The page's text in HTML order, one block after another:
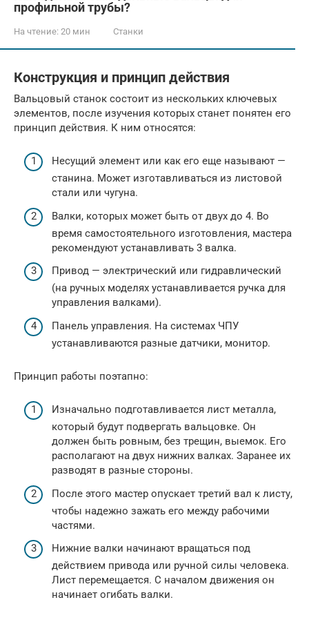
профильной трубы?
На чтение: 20 мин Станки
Конструкция и принцип действия
Вальцовый станок состоит из нескольких ключевых
элементов, после изучения которых станет понятен его
принцип действия. К ним относятся:
Несущий элемент или как его еще называют —
станина. Может изготавливаться из листовой
стали или чугуна.
Валки, которых может быть от двух до 4. Во
время самостоятельного изготовления, мастера
рекомендуют устанавливать 3 валка.
Привод — электрический или гидравлический
(на ручных моделях устанавливается ручка для
управления валками).
Панель управления. На системах ЧПУ
устанавливаются разные датчики, монитор.
Принцип работы поэтапно:
Изначально подготавливается лист металла,
который будут подвергать вальцовке. Он
должен быть ровным, без трещин, выемок. Его
располагают на двух нижних валках. Заранее их
разводят в разные стороны.
После этого мастер опускает третий вал к листу,
чтобы надежно зажать его между рабочими
частями.
Нижние валки начинают вращаться под
действием привода или ручной силы человека.
Лист перемещается. С началом движения он
начинает огибать валки.